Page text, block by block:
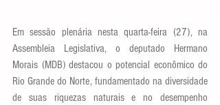
Em sessão plenária nesta quarta-feira (27), na
Assembleia Legislativa, o deputado Hermano
Morais (MDB) destacou o potencial econômico do
Rio Grande do Norte, fundamentado na diversidade
de suas riquezas naturais e no desempenho